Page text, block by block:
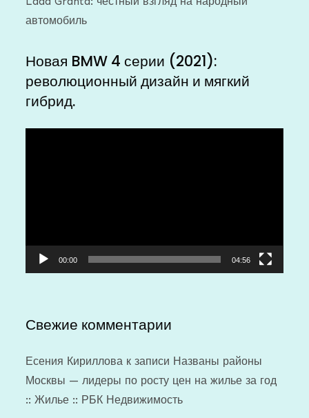
автомобиль
Новая BMW 4 серии (2021):
революционный дизайн и мягкий
гибрид.
00:00 04:56
Свежие комментарии
Есения Кириллова к записи Названы районы
Москвы — лидеры по росту цен на жилье за год
:: Жилье :: РБК Недвижимость